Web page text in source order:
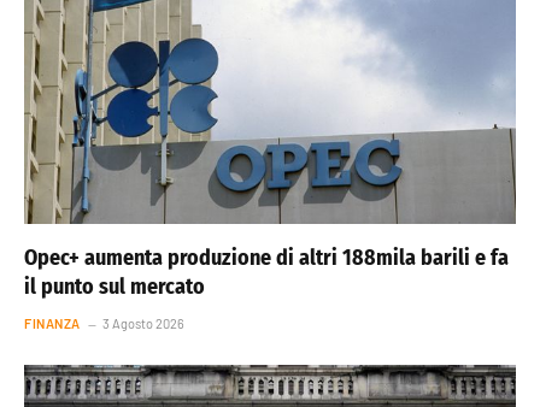
Opec+ aumenta produzione di altri 188mila barili e fa
il punto sul mercato
FINANZA 3 Agosto 2026